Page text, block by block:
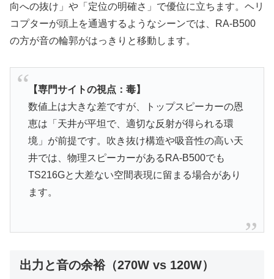
向への抜け」や「定位の明確さ」で優位に立ちます。ヘリ
コプターが頭上を通過するようなシーンでは、RA-B500
の方が音の輪郭がはっきりと移動します。
【専門サイトの視点：毒】
数値上は大きな差ですが、トップスピーカーの恩
恵は「天井が平坦で、適切な反射が得られる環
境」が前提です。吹き抜け構造や吸音性の高い天
井では、物理スピーカーがあるRA-B500でも
TS216Gと大差ない空間表現に留まる場合があり
ます。
出力と音の余裕（270W vs 120W）